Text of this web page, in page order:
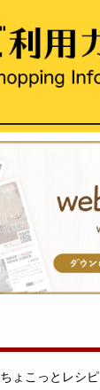
ちょこっとレシピ